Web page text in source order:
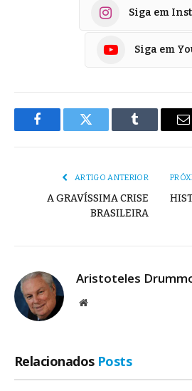
Siga em
Siga em
FacebookTwitter Tumblr
ARTIGO ANTERIOR
A GRAVÍSSIMA CRISE
BRASILEIRA
Aristoteles
Site
Relacionados Posts